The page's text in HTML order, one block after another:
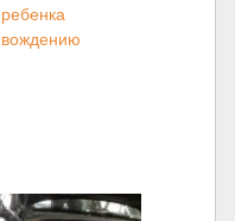
ребенка
вождению